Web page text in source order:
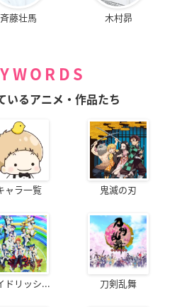
斉藤壮馬 木村昴
いるアニメ・作品たち
ャラ一覧 鬼滅の刃
ドリッシ... 刀剣乱舞